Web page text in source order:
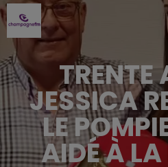
TRENTE
JESSICA
LE
AIDÉ À LA